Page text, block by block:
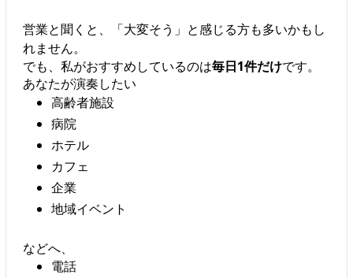
営業と聞くと、「大変そう」と感じる方も多いかもし
れません。
でも、私がおすすめしているのは毎日1件だけです。
あなたが演奏したい
高齢者施設
病院
ホテル
カフェ
企業
地域イベント
などへ、
電話